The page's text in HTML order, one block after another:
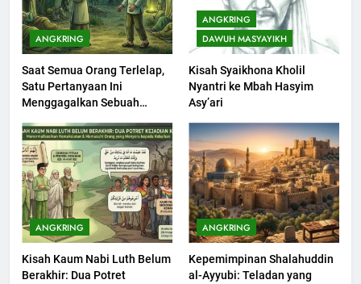
ANGKRING
Saat Semua Orang Terlelap,
Satu Pertanyaan Ini
Menggagalkan Sebuah
ANGKRING
DAWUH MASYAYIKH
Kisah Syaikhona Kholil
Nyantri ke Mbah Hasyim
Asy’ari
ANGKRING
Kisah Kaum Nabi Luth Belum
Berakhir: Dua Potret
ANGKRING
Kepemimpinan Shalahuddin
al-Ayyubi: Teladan yang
Khutbah Jumat : Supaya Amal
Bisa Diterima
KHUTBAH
203
Muharram Bulan Bersejarah
KHUTBAH
1
Khutbah Jumat: Mengapa Orang
Dengki Tak Akan Pernah
Berjaya?
KHUTBAH